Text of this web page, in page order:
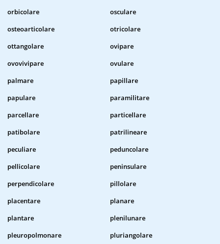
orbicolare
osculare
osteoarticolare
otricolare
ottangolare
ovipare
ovovivipare
ovulare
palmare
papillare
papulare
paramilitare
parcellare
particellare
patibolare
patrilineare
peculiare
peduncolare
pellicolare
peninsulare
perpendicolare
pillolare
placentare
planare
plantare
plenilunare
pleuropolmonare
pluriangolare